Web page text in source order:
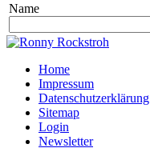
Name
Home
Impressum
Datenschutzerklärung
Sitemap
Login
Newsletter